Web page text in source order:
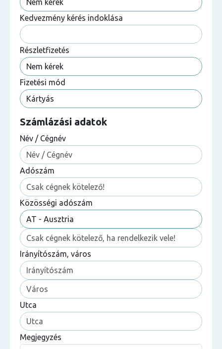
Kedvezmény kérés indoklása
Részletfizetés
Fizetési mód
Számlázási adatok
Név / Cégnév
Adószám
Közösségi adószám
Irányítószám, város
Utca
Megjegyzés